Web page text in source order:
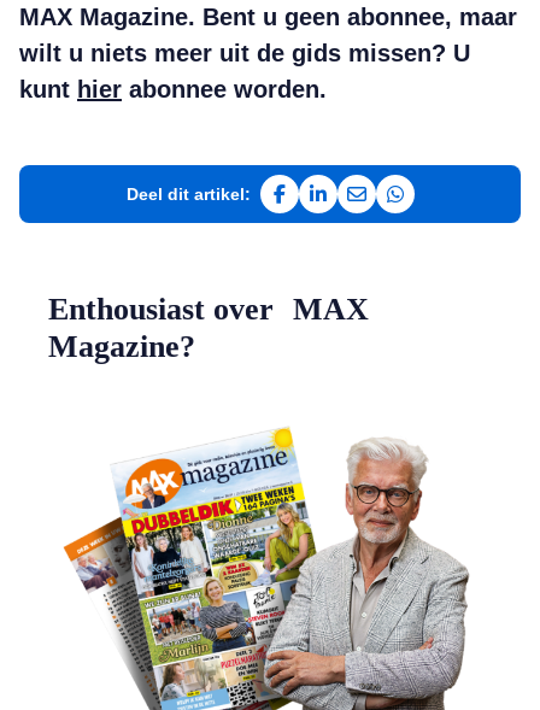
MAX Magazine. Bent u geen abonnee, maar
wilt u niets meer uit de gids missen? U
kunt hier abonnee worden.
Deel dit artikel:
Deel op Facebook
Deel op LinkedIn
Deel via e-mail
Deel via
Enthousiast over MAX
Magazine?